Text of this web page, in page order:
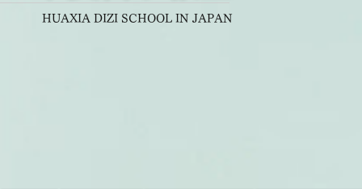
HUAXIA DIZI SCHOOL IN JAPAN